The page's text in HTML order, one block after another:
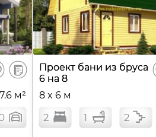
В
сравнение
м²
Проект бани из бруса
6 на 8
8 x 6 м
2 1 2